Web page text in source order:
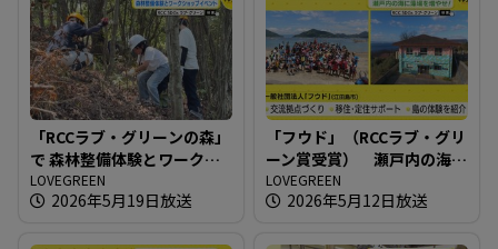
「RCCラブ・グリーンの森」
で 森林整備体験とワークシ
ョップイベント
LOVEGREEN
2026年5月19日放送
「フウド」（RCCラブ・グリ
ーン賞受賞） 瀬戸内の海
に藻場を増やせ！
LOVEGREEN
2026年5月12日放送